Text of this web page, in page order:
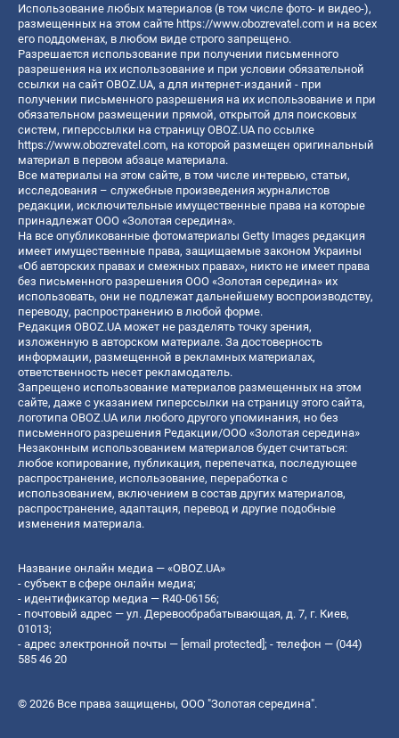
Использование любых материалов (в том числе фото- и видео-),
размещенных на этом сайте https://www.obozrevatel.com и на всех
его поддоменах, в любом виде строго запрещено.
Разрешается использование при получении письменного
разрешения на их использование и при условии обязательной
ссылки на сайт OBOZ.UA, а для интернет-изданий - при
получении письменного разрешения на их использование и при
обязательном размещении прямой, открытой для поисковых
систем, гиперссылки на страницу OBOZ.UA по ссылке
https://www.obozrevatel.com, на которой размещен оригинальный
материал в первом абзаце материала.
Все материалы на этом сайте, в том числе интервью, статьи,
исследования – служебные произведения журналистов
редакции, исключительные имущественные права на которые
принадлежат ООО «Золотая середина».
На все опубликованные фотоматериалы Getty Images редакция
имеет имущественные права, защищаемые законом Украины
«Об авторских правах и смежных правах», никто не имеет права
без письменного разрешения ООО «Золотая середина» их
использовать, они не подлежат дальнейшему воспроизводству,
переводу, распространению в любой форме.
Редакция OBOZ.UA может не разделять точку зрения,
изложенную в авторском материале. За достоверность
информации, размещенной в рекламных материалах,
ответственность несет рекламодатель.
Запрещено использование материалов размещенных на этом
сайте, даже с указанием гиперссылки на страницу этого сайта,
логотипа OBOZ.UA или любого другого упоминания, но без
письменного разрешения Редакции/ООО «Золотая середина»
Незаконным использованием материалов будет считаться:
любое копирование, публикация, перепечатка, последующее
распространение, использование, переработка с
использованием, включением в состав других материалов,
распространение, адаптация, перевод и другие подобные
изменения материала.
Название онлайн медиа — «OBOZ.UA»
- субъект в сфере онлайн медиа;
- идентификатор медиа — R40-06156;
- почтовый адрес — ул. Деревообрабатывающая, д. 7, г. Киев,
01013;
- адрес электронной почты — [email protected]; - телефон — (044)
585 46 20
© 2026 Все права защищены, ООО "Золотая середина".